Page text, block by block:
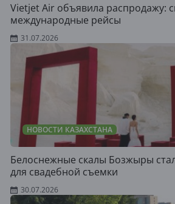
Vietjet Air объявила распродажу:
международные рейсы
31.07.2026
НОВОСТИ КАЗАХСТАНА
Белоснежные скалы Бозжыры
для свадебной съемки
30.07.2026